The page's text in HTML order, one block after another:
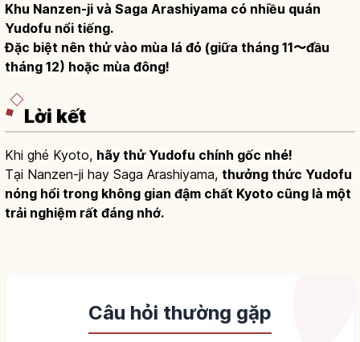
Khu Nanzen-ji và Saga Arashiyama có nhiều quán
Yudofu nổi tiếng.
Đặc biệt nên thử vào mùa lá đỏ (giữa tháng 11〜đầu
tháng 12) hoặc mùa đông!
Lời kết
Khi ghé Kyoto, hãy thử Yudofu chính gốc nhé!
Tại Nanzen-ji hay Saga Arashiyama, thưởng thức Yudofu
nóng hổi trong không gian đậm chất Kyoto cũng là một
trải nghiệm rất đáng nhớ.
Câu hỏi thường gặp